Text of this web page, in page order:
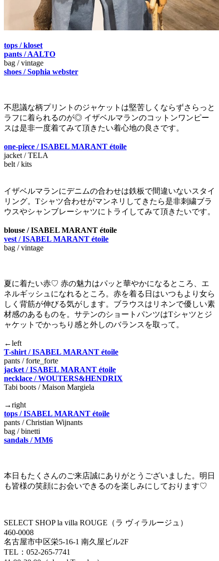
tops / kloset
pants / AALTO
bag / vintage
shoes / Sophia webster
不思議な柄プリントのジャケットは堅苦しくならずさらっと
ラフに着られるのが◎ イザベルマランのコットンワンピー
スは是非一度着てみて頂きたい着心地の良さです。
one-piece / ISABEL MARANT étoile
jacket / TELA
belt / kits
イザベルマランにデニムの合わせは鉄板で間違いないスタイ
リング。Tシャツ合わせがマンネリしてきたら是非刺繍ブラ
ウスやシャンブレーシャツにトライしてみて頂きたいです。
blouse / ISABEL MARANT étoile
vest / ISABEL MARANT étoile
bag / vintage
夏に着たい赤♡ 赤の魅力はパッと華やかになるところ、エ
ネルギッシュになれるところ。赤を着る日はいつもより女ら
しく背筋が伸びる気がします。ブラウスはリネンで優しい素
材感のあるものを。サテンのショートパンツはTシャツとジ
ャケットでかっちり感と外しのバランスを取って。
←left
T-shirt / ISABEL MARANT étoile
pants / forte_forte
jacket / ISABEL MARANT étoile
necklace / WOUTERS&HENDRIX
Tabi boots / Maison Margiela
→right
tops / ISABEL MARANT étoile
pants / Christian Wijnants
bag / binetti
sandals / MM6
本日もたくさんのご来店誠にありがとうございました。明日
も皆様の笑顔にお会いできるのを楽しみにしております♡
SELECT SHOP la villa ROUGE（ラ ヴィラルージュ）
460-0008
名古屋市中区栄5-16-1 南久屋ビル2F
TEL：052-265-7741